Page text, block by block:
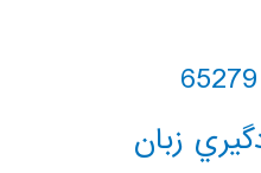
زبان